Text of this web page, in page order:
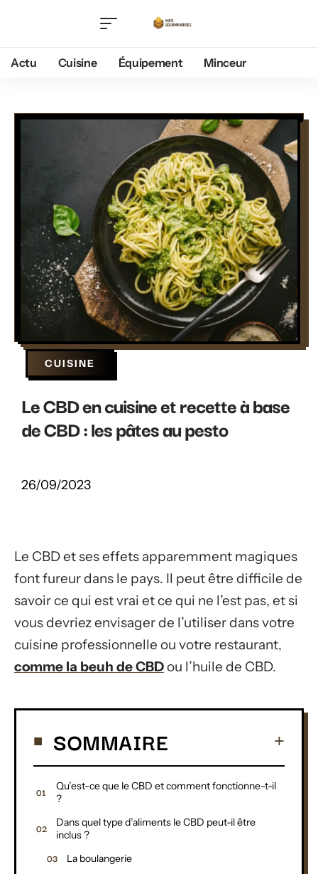
Actu Cuisine Équipement Minceur
CUISINE
Le CBD en cuisine et recette à base
de CBD : les pâtes au pesto
26/09/2023
Le CBD et ses effets apparemment magiques
font fureur dans le pays. Il peut être difficile de
savoir ce qui est vrai et ce qui ne l’est pas, et si
vous devriez envisager de l’utiliser dans votre
cuisine professionnelle ou votre restaurant,
comme la beuh de CBDou l’huile de CBD.
SOMMAIRE
Qu’est-ce que le CBD et comment fonctionne-t-il
?
Dans quel type d’aliments le CBD peut-il être
inclus ?
La boulangerie